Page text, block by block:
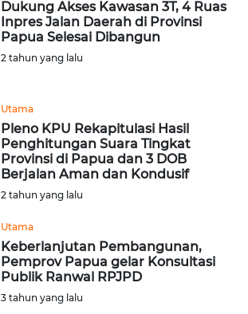
Dukung Akses Kawasan 3T, 4 Ruas
Inpres Jalan Daerah di Provinsi
Papua Selesai Dibangun
2 tahun yang lalu
Utama
Pleno KPU Rekapitulasi Hasil
Penghitungan Suara Tingkat
Provinsi di Papua dan 3 DOB
Berjalan Aman dan Kondusif
2 tahun yang lalu
Utama
Keberlanjutan Pembangunan,
Pemprov Papua gelar Konsultasi
Publik Ranwal RPJPD
3 tahun yang lalu